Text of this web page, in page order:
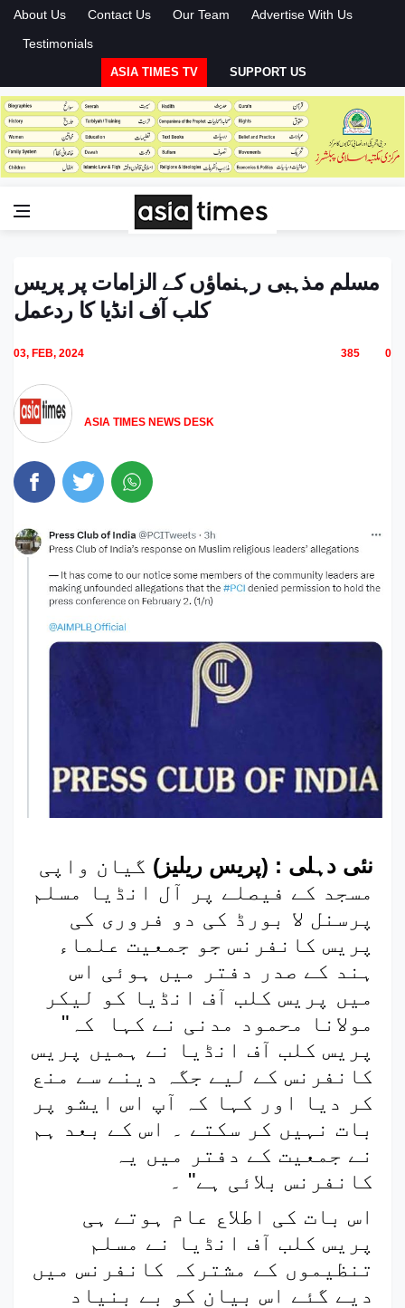
About Us Contact Us Our Team
Advertise With Us
Testimonials
ASIA TIMES TV SUPPORT US
مسلم مذہبی رہنماؤں کے الزامات پر پریس
کلب آف انڈیا کا ردعمل
03, FEB, 2024 385 0
ASIA TIMES NEWS DESK
نئی دہلی : (پریس ریلیز) گیان واپی
مسجد کے فیصلے پر آل انڈیا مسلم
پرسنل لا بورڈ کی دو فروری کی
پریس کانفرنس جو جمعیت علماء
ہند کے صدر دفتر میں ہوئی اس
میں پریس کلب آف انڈیا کو لیکر
مولانا محمود مدنی نے کہا کہ"
پریس کلب آف انڈیا نے ہمیں پریس
کانفرنس کے لیے جگہ دینے سے منع
کر دیا اور کہا کہ آپ اس ایشو پر
بات نہیں کر سکتے ۔ اس کے بعد ہم
نے جمعیت کے دفتر میں یہ
کانفرنس بلائی ہے" ۔
اس بات کی اطلاع عام ہوتے ہی
پریس کلب آف انڈیا نے مسلم
تنظیموں کے مشترکہ کانفرنس میں
دیے گئے اس بیان کو بے بنیاد